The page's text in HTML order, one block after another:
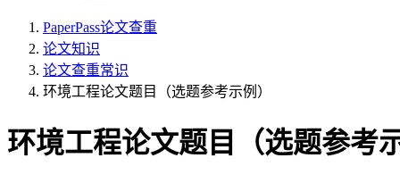
PaperPass论文查重
论文知识
论文查重常识
环境工程论文题目（选题参考示例）
环境工程论文题目（选题参考